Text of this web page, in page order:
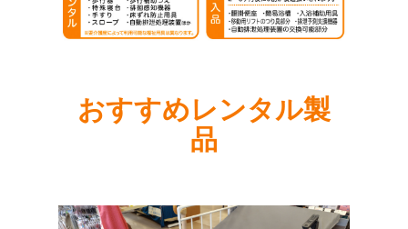
おすすめレンタル製
品